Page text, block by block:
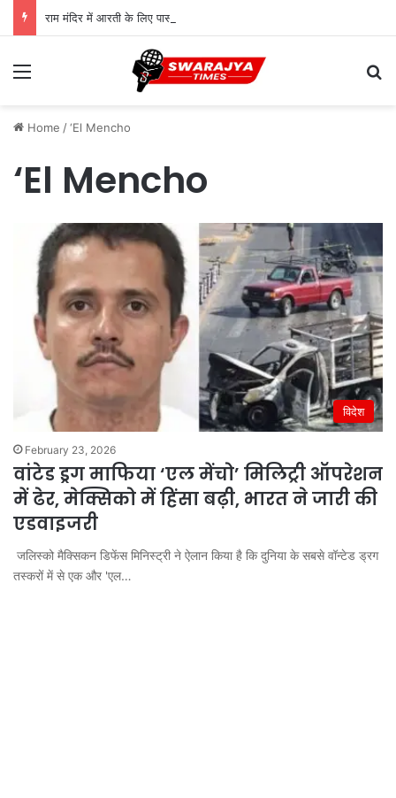
Menu
Home /‘El Mencho
‘El Mencho
विदेश
February 23, 2026
वांटेड ड्रग माफिया ‘एल मेंचो’ मिलिट्री ऑपरेशन
में ढेर, मेक्सिको में हिंसा बढ़ी, भारत ने जारी की
एडवाइजरी
जलिस्को मैक्सिकन डिफेंस मिनिस्ट्री ने ऐलान किया है कि दुनिया के सबसे वॉन्टेड ड्रग
तस्करों में से एक और 'एल…